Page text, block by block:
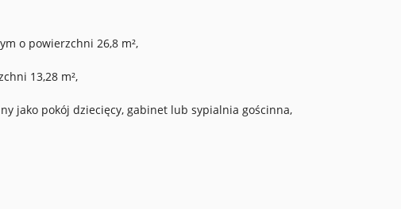
o powierzchni 26,8 m²,
13,28 m²,
jako pokój dziecięcy, gabinet lub sypialnia gościnna,